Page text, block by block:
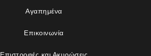
Αγαπημένα
Επικοινωνία